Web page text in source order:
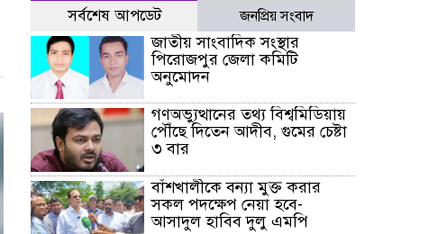
সর্বশেষ আপডেট জনপ্রিয় সংবাদ
জাতীয় সাংবাদিক সংস্থার
পিরোজপুর জেলা কমিটি
অনুমোদন
গণঅভ্যুত্থানের তথ্য বিশ্বমিডিয়ায়
পৌঁছে দিতেন আদীব, গুমের চেষ্টা
৩ বার
বাঁশখালীকে বন্যা মুক্ত করার
সকল পদক্ষেপ নেয়া হবে-
আসাদুল হাবিব দুলু এমপি